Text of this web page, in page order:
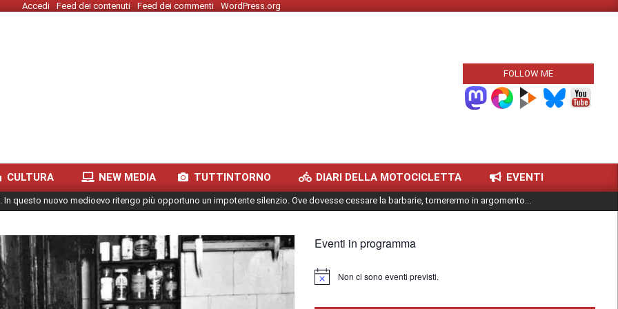
Accedi Feed dei contenuti Feed dei commenti WordPress.org
FOLLOW ME
CULTURA NEW MEDIA TUTTINTORNO DIARI DELLA MOTOCICLETTA EVENTI
questo nuovo medioevo ritengo più opportuno un impotente silenzio. Ove dovesse cessare la barbarie, tornerermo in argomento...
Eventi in programma
Notice Non ci sono eventi previsti.